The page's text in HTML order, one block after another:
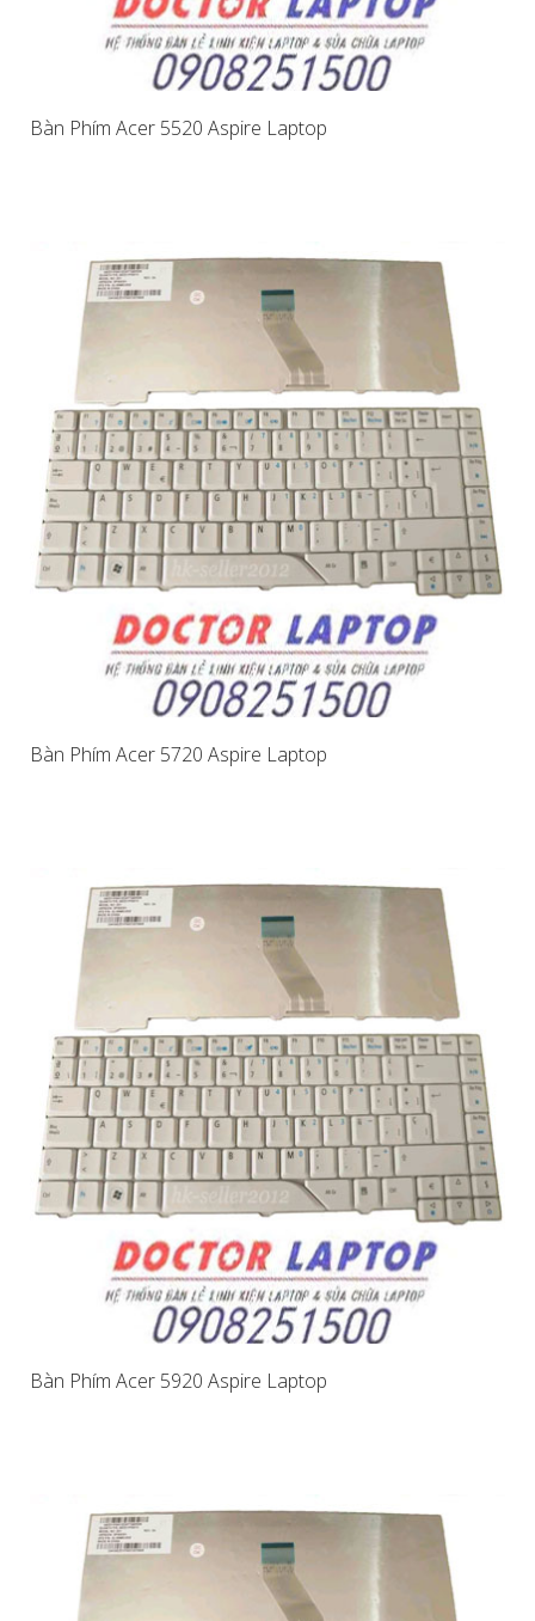
Bàn Phím Acer 5520 Aspire Laptop
Bàn Phím Acer 5720 Aspire Laptop
Bàn Phím Acer 5920 Aspire Laptop